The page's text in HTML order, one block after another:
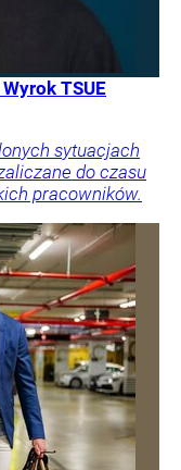
TSUE
sytuacjach
do czasu
pracowników.